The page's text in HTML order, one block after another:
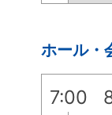
ホール・
7:00